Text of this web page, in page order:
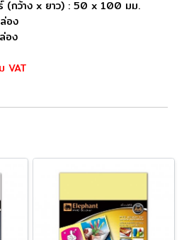
(กว้าง x ยาว) : 50 x 100 มม.
อง
อง
VAT